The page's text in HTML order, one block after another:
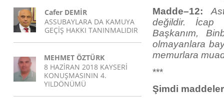
Cafer DEMİR
ASSUBAYLARA DA KAMUYA
GEÇİŞ HAKKI TANINMALIDIR
MEHMET ÖZTÜRK
8 HAZİRAN 2018 KAYSERİ
KONUŞMASININ 4.
YILDÖNÜMÜ
Madde–12:
değildir. İcap
Başkanım,
olmayanlara
memurlara
***
Şimdi